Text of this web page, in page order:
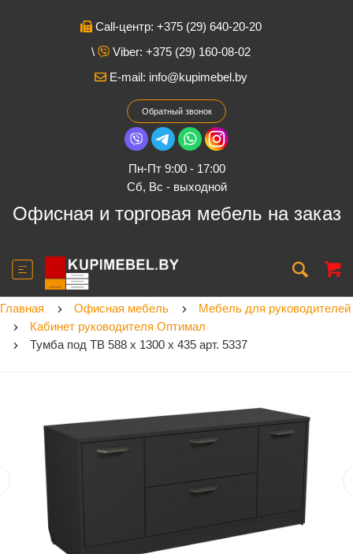
Call-центр: +375 (29) 640-20-20
\
Viber: +375 (29) 160-08-02
E-mail: info@kupimebel.by
Обратный звонок
Пн-Пт 9:00 - 17:00
Cб, Вс - выходной
Офисная и торговая мебель на заказ
Главная Офисная мебель
Мебель для руководителей
Кабинет руководителя Оптимал
Тумба под ТВ 588 х 1300 х 435 арт. 5337